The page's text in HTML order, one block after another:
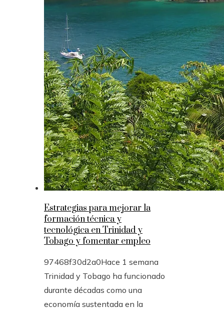
Estrategias para mejorar la
formación técnica y
tecnológica en Trinidad y
Tobago y fomentar empleo
97468f30d2a0Hace 1 semana
Trinidad y Tobago ha funcionado
durante décadas como una
economía sustentada en la